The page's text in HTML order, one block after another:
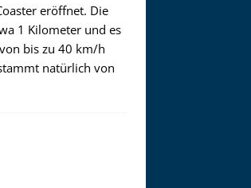
eröffnet. Die
1 Kilometer und es
bis zu 40 km/h
natürlich von